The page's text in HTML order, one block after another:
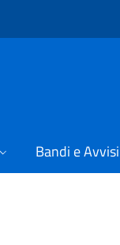
Bandi e Avvisi